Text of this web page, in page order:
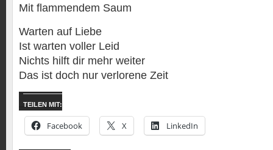
Mit flammendem Saum
Warten auf Liebe
Ist warten voller Leid
Nichts hilft dir mehr weiter
Das ist doch nur verlorene Zeit
TEILEN MIT:
Facebook X LinkedIn